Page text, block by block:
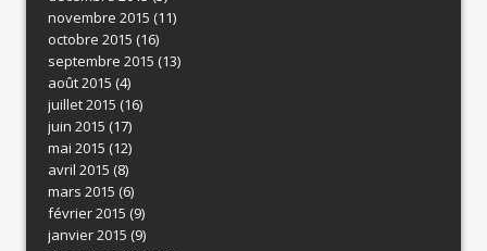
novembre 2015 (11)
octobre 2015 (16)
septembre 2015 (13)
août 2015 (4)
juillet 2015 (16)
juin 2015 (17)
mai 2015 (12)
avril 2015 (8)
mars 2015 (6)
février 2015 (9)
janvier 2015 (9)